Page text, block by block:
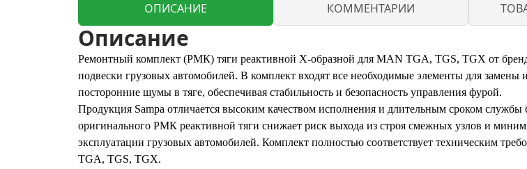
ОПИСАНИЕ КОММЕНТАРИИ
Описание
Ремонтный комплект (РМК) тяги реактивной X-образной для MAN TGA, TGS, TGX от
подвески грузовых автомобилей. В комплект входят все необходимые элементы для
посторонние шумы в тяге, обеспечивая стабильность и безопасность управления фурой.
Продукция Sampa отличается высоким качеством исполнения и длительным сроком
оригинального РМК реактивной тяги снижает риск выхода из строя смежных узлов и
эксплуатации грузовых автомобилей. Комплект полностью соответствует техническим
TGA, TGS, TGX.